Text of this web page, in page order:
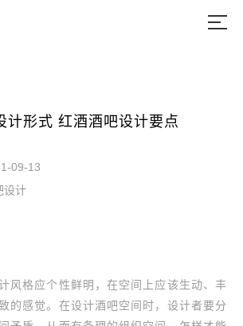
计形式 红酒酒吧设计要点
09-13
设计
格应个性鲜明，在空间上应该生动、丰
的感觉。在设计酒吧空间时，设计者要分